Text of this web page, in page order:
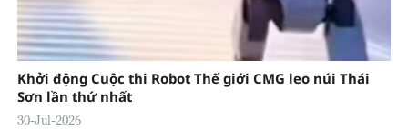
Khởi động Cuộc thi Robot Thế giới CMG leo núi Thái
Sơn lần thứ nhất
30-Jul-2026